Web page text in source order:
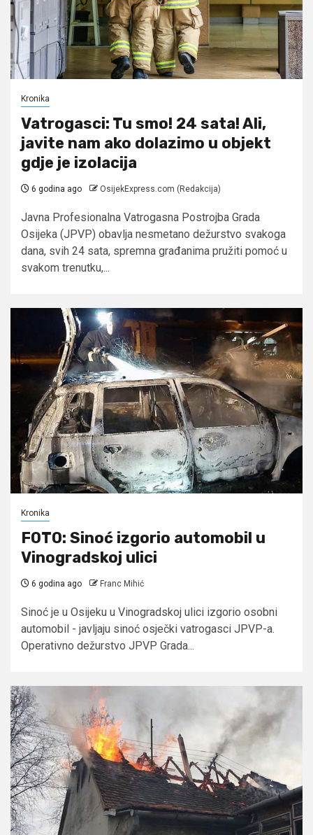
Kronika
Vatrogasci: Tu smo! 24 sata! Ali,
javite nam ako dolazimo u objekt
gdje je izolacija
6 godina ago OsijekExpress.com (Redakcija)
Javna Profesionalna Vatrogasna Postrojba Grada
Osijeka (JPVP) obavlja nesmetano dežurstvo svakoga
dana, svih 24 sata, spremna građanima pružiti pomoć u
svakom trenutku,...
Kronika
FOTO: Sinoć izgorio automobil u
Vinogradskoj ulici
6 godina ago Franc Mihić
Sinoć je u Osijeku u Vinogradskoj ulici izgorio osobni
automobil - javljaju sinoć osječki vatrogasci JPVP-a.
Operativno dežurstvo JPVP Grada...